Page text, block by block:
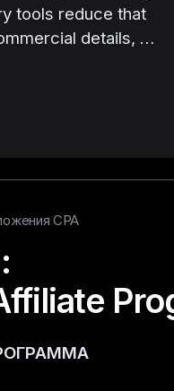
tools reduce that
details, …
CPA